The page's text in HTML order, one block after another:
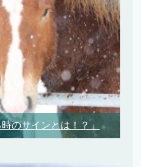
のサインとは！？」